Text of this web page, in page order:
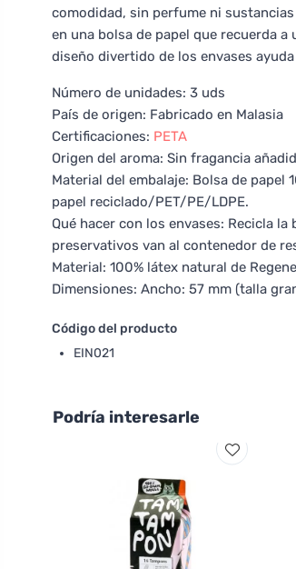
comodidad, sin perfume ni
en una bolsa de papel que recuerda
diseño divertido de los envases
Número de unidades: 3 uds
País de origen: Fabricado en Malasia
Certificaciones: PETA
Origen del aroma: Sin fragancia
Material del embalaje: Bolsa de papel
papel reciclado/PET/PE/LDPE.
Qué hacer con los envases: Recicla
preservativos van al contenedor de
Material: 100% látex natural de
Dimensiones: Ancho: 57 mm (talla
Código del producto
EIN021
Podría interesarle